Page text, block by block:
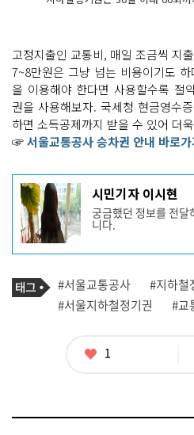
고정지출인 교통비, 매일 조금씩 지
7~8만원은 그냥 넘는 비용이기도
을 이용해야 한다면 사용할수록 절
권을 사용해보자. 국세청 현금영수
하면 소득공제까지 받을 수 있어 더
☞서울교통공사 승차권 안내 바로가
기
사
작
성
자
프
필
시민기자 이시현
궁금했던 정보를 전달
니다.
기
사
관
련
태
그
#서울교통공사 #지하철
#서울지하철정기권
#교
좋1